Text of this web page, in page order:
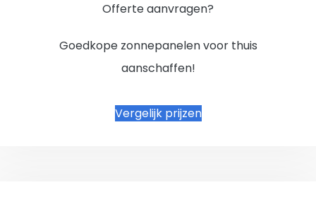
Offerte aanvragen?
Goedkope zonnepanelen voor thuis
aanschaffen!
Vergelijk prijzen